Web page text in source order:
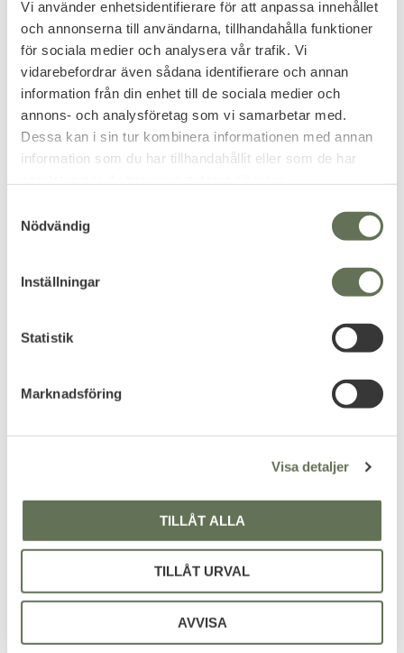
Vi använder enhetsidentifierare för att anpassa innehållet
och annonserna till användarna, tillhandahålla funktioner
för sociala medier och analysera vår trafik. Vi
vidarebefordrar även sådana identifierare och annan
information från din enhet till de sociala medier och
annons- och analysföretag som vi samarbetar med.
Dessa kan i sin tur kombinera informationen med annan
information som du har tillhandahållit eller som de har
Nödvändig
Inställningar
Statistik
Marknadsföring
Visa detaljer
TILLÅT ALLA
TILLÅT URVAL
AVVISA
Brandit Pouch MOLLE
Ficka Functional
Snabbspärr kan användas med
199
Brandit MOLLE Pouch
Fire
Populär tillbehörsficka med
KR
Brandit Flaskhållare II
Brandit Molle Ficka